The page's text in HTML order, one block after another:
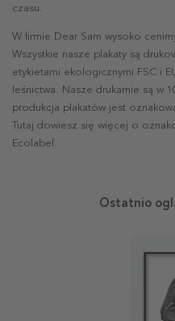
czasu.
W firmie Dear Sam wysoko
Wszystkie nasze plakaty są
etykietami ekologicznymi FSC i
leśnictwa. Nasze drukarnie są w
produkcja plakatów jest
Tutaj dowiesz się więcej o
Ecolabel.
Ostatnio